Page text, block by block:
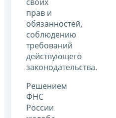
прав и
обязанностей,
соблюдению
требований
действующего
законодательства.
Решением
ФНС
России